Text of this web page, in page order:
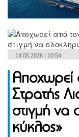
14.05.2026 | 10:54
Αποχωρεί
Στρατής
στιγμή να
κύκλος»